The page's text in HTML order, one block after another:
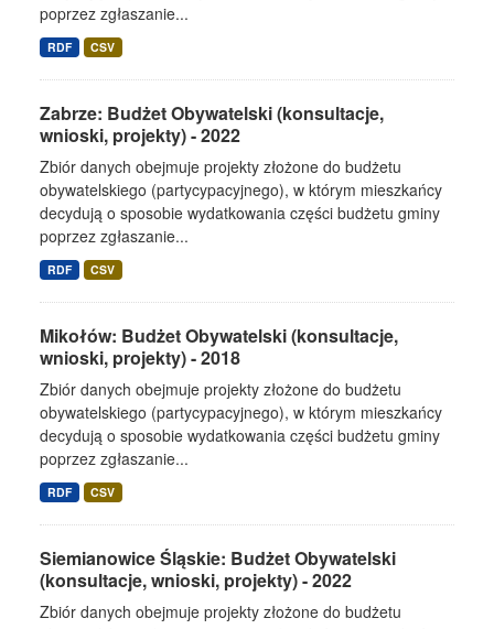
poprzez zgłaszanie...
RDF CSV
Zabrze: Budżet Obywatelski (konsultacje,
wnioski, projekty) - 2022
Zbiór danych obejmuje projekty złożone do budżetu
obywatelskiego (partycypacyjnego), w którym mieszkańcy
decydują o sposobie wydatkowania części budżetu gminy
poprzez zgłaszanie...
RDF CSV
Mikołów: Budżet Obywatelski (konsultacje,
wnioski, projekty) - 2018
Zbiór danych obejmuje projekty złożone do budżetu
obywatelskiego (partycypacyjnego), w którym mieszkańcy
decydują o sposobie wydatkowania części budżetu gminy
poprzez zgłaszanie...
RDF CSV
Siemianowice Śląskie: Budżet Obywatelski
(konsultacje, wnioski, projekty) - 2022
Zbiór danych obejmuje projekty złożone do budżetu